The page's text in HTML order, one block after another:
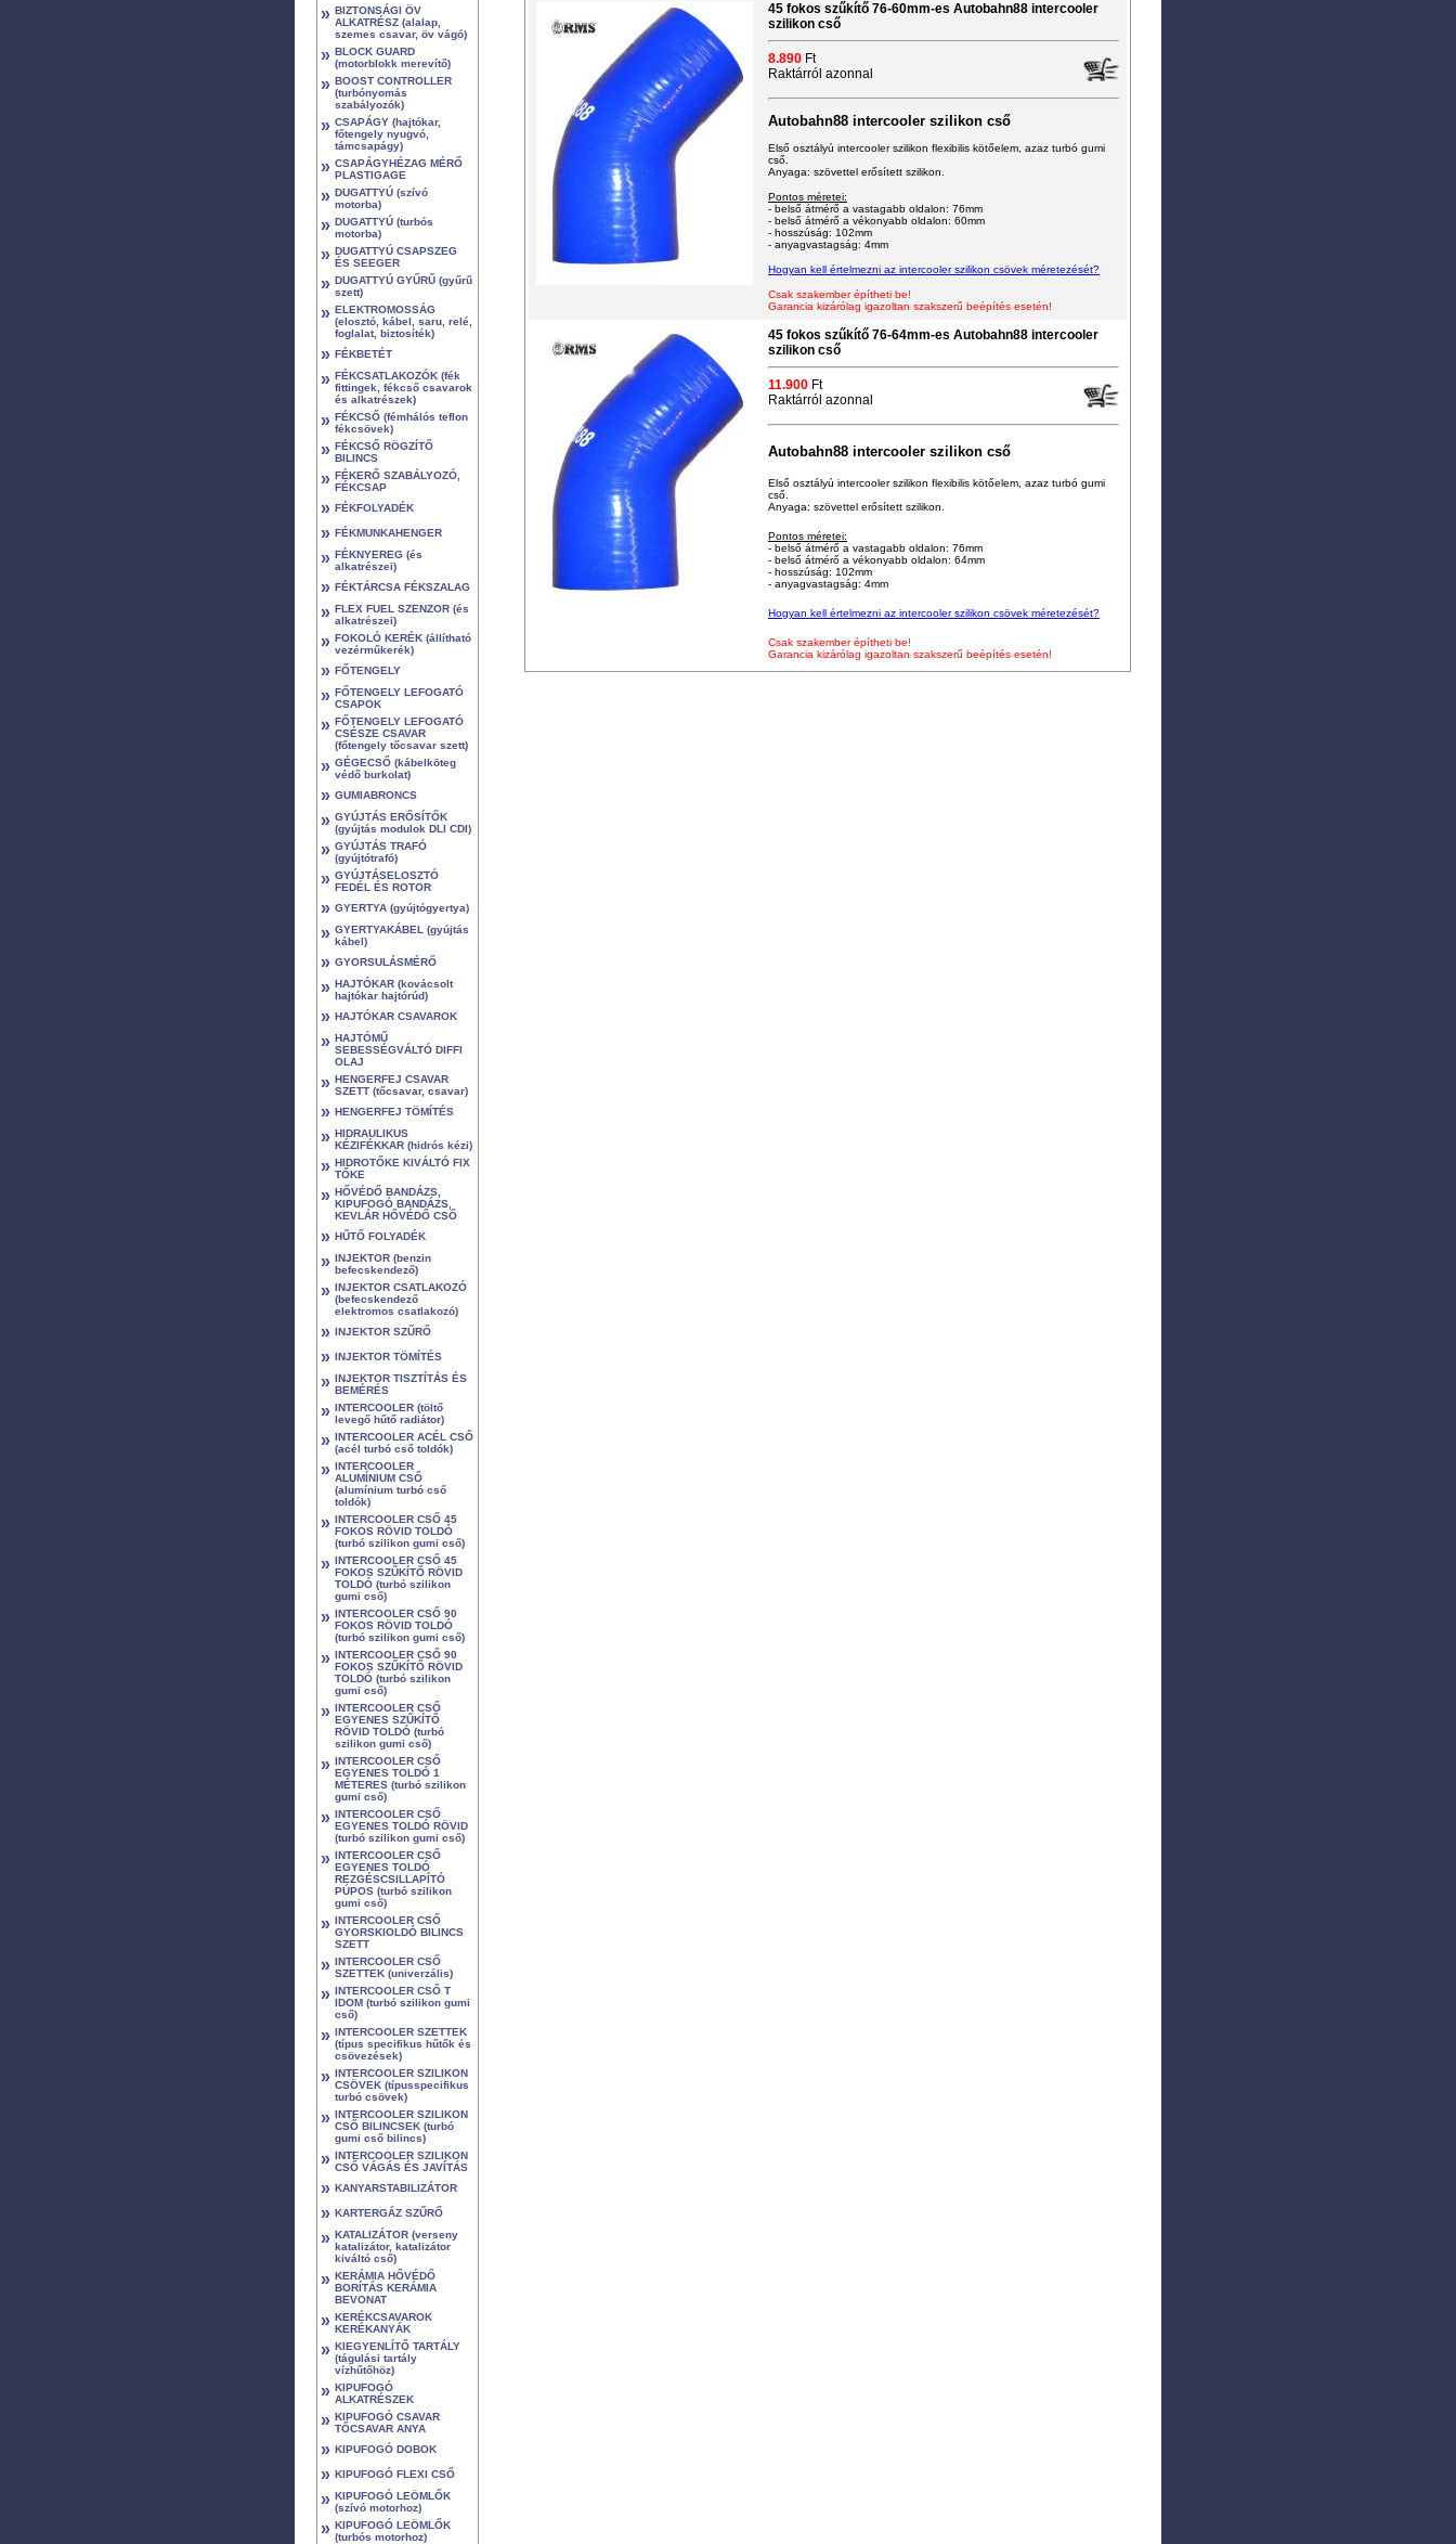
» BIZTONSÁGI ÖV
ALKATRÉSZ (alalap,
szemes csavar, öv vágó)
» BLOCK GUARD
(motorblokk merevítő)
» BOOST CONTROLLER
(turbónyomás
szabályozók)
» CSAPÁGY (hajtókar,
főtengely nyugvó,
támcsapágy)
» CSAPÁGYHÉZAG MÉRŐ
PLASTIGAGE
» DUGATTYÚ (szívó
motorba)
» DUGATTYÚ (turbós
motorba)
» DUGATTYÚ CSAPSZEG
ÉS SEEGER
» DUGATTYÚ GYŰRŰ (gyűrű
szett)
» ELEKTROMOSSÁG
(elosztó, kábel, saru, relé,
foglalat, biztosíték)
» FÉKBETÉT
» FÉKCSATLAKOZÓK (fék
fittingek, fékcső csavarok
és alkatrészek)
» FÉKCSŐ (fémhálós teflon
fékcsövek)
» FÉKCSŐ RÖGZÍTŐ
BILINCS
» FÉKERŐ SZABÁLYOZÓ,
FÉKCSAP
» FÉKFOLYADÉK
» FÉKMUNKAHENGER
» FÉKNYEREG (és
alkatrészei)
» FÉKTÁRCSA FÉKSZALAG
» FLEX FUEL SZENZOR (és
alkatrészei)
» FOKOLÓ KERÉK (állítható
vezérműkerék)
» FŐTENGELY
» FŐTENGELY LEFOGATÓ
CSAPOK
» FŐTENGELY LEFOGATÓ
CSÉSZE CSAVAR
(főtengely tőcsavar szett)
» GÉGECSŐ (kábelköteg
védő burkolat)
» GUMIABRONCS
» GYÚJTÁS ERŐSÍTŐK
(gyújtás modulok DLI CDI)
» GYÚJTÁS TRAFÓ
(gyújtótrafó)
» GYÚJTÁSELOSZTÓ
FEDÉL ÉS ROTOR
» GYERTYA (gyújtógyertya)
» GYERTYAKÁBEL (gyújtás
kábel)
» GYORSULÁSMÉRŐ
» HAJTÓKAR (kovácsolt
hajtókar hajtórúd)
» HAJTÓKAR CSAVAROK
» HAJTÓMŰ
SEBESSÉGVÁLTÓ DIFFI
OLAJ
» HENGERFEJ CSAVAR
SZETT (tőcsavar, csavar)
» HENGERFEJ TÖMÍTÉS
» HIDRAULIKUS
KÉZIFÉKKAR (hidrós kézi)
» HIDROTŐKE KIVÁLTÓ FIX
TŐKE
» HŐVÉDŐ BANDÁZS,
KIPUFOGÓ BANDÁZS,
KEVLÁR HŐVÉDŐ CSŐ
» HŰTŐ FOLYADÉK
» INJEKTOR (benzin
befecskendező)
» INJEKTOR CSATLAKOZÓ
(befecskendező
elektromos csatlakozó)
» INJEKTOR SZŰRŐ
» INJEKTOR TÖMÍTÉS
» INJEKTOR TISZTÍTÁS ÉS
BEMÉRÉS
» INTERCOOLER (töltő
levegő hűtő radiátor)
» INTERCOOLER ACÉL CSŐ
(acél turbó cső toldók)
» INTERCOOLER
ALUMÍNIUM CSŐ
(alumínium turbó cső
toldók)
» INTERCOOLER CSŐ 45
FOKOS RÖVID TOLDÓ
(turbó szilikon gumi cső)
» INTERCOOLER CSŐ 45
FOKOS SZŰKÍTŐ RÖVID
TOLDÓ (turbó szilikon
gumi cső)
» INTERCOOLER CSŐ 90
FOKOS RÖVID TOLDÓ
(turbó szilikon gumi cső)
» INTERCOOLER CSŐ 90
FOKOS SZŰKÍTŐ RÖVID
TOLDÓ (turbó szilikon
gumi cső)
» INTERCOOLER CSŐ
EGYENES SZŰKÍTŐ
RÖVID TOLDÓ (turbó
szilikon gumi cső)
» INTERCOOLER CSŐ
EGYENES TOLDÓ 1
MÉTERES (turbó szilikon
gumi cső)
» INTERCOOLER CSŐ
EGYENES TOLDÓ RÖVID
(turbó szilikon gumi cső)
» INTERCOOLER CSŐ
EGYENES TOLDÓ
REZGÉSCSILLAPÍTÓ
PÚPOS (turbó szilikon
gumi cső)
» INTERCOOLER CSŐ
GYORSKIOLDÓ BILINCS
SZETT
» INTERCOOLER CSŐ
SZETTEK (univerzális)
» INTERCOOLER CSŐ T
IDOM (turbó szilikon gumi
cső)
» INTERCOOLER SZETTEK
(típus specifikus hűtők és
csövezések)
» INTERCOOLER SZILIKON
CSÖVEK (típusspecifikus
turbó csövek)
» INTERCOOLER SZILIKON
CSŐ BILINCSEK (turbó
gumi cső bilincs)
» INTERCOOLER SZILIKON
CSŐ VÁGÁS ÉS JAVÍTÁS
» KANYARSTABILIZÁTOR
» KARTERGÁZ SZŰRŐ
» KATALIZÁTOR (verseny
katalizátor, katalizátor
kiváltó cső)
» KERÁMIA HŐVÉDŐ
BORÍTÁS KERÁMIA
BEVONAT
» KERÉKCSAVAROK
KERÉKANYÁK
» KIEGYENLÍTŐ TARTÁLY
(tágulási tartály
vízhűtőhöz)
» KIPUFOGÓ
ALKATRÉSZEK
» KIPUFOGÓ CSAVAR
TŐCSAVAR ANYA
» KIPUFOGÓ DOBOK
» KIPUFOGÓ FLEXI CSŐ
» KIPUFOGÓ LEÖMLŐK
(szívó motorhoz)
» KIPUFOGÓ LEÖMLŐK
(turbós motorhoz)
45 fokos szűkítő 76-60mm-es Autobahn88 intercooler
szilikon cső
8.890 Ft
Raktárról azonnal
Autobahn88 intercooler szilikon cső
Első osztályú intercooler szilikon flexibilis kötőelem, azaz turbó gumi
cső.
Anyaga: szövettel erősített szilikon.
Pontos méretei:
- belső átmérő a vastagabb oldalon: 76mm
- belső átmérő a vékonyabb oldalon: 60mm
- hosszúság: 102mm
- anyagvastagság: 4mm
Hogyan kell értelmezni az intercooler szilikon csövek méretezését?
Csak szakember építheti be!
Garancia kizárólag igazoltan szakszerű beépítés esetén!
45 fokos szűkítő 76-64mm-es Autobahn88 intercooler
szilikon cső
11.900 Ft
Raktárról azonnal
Autobahn88 intercooler szilikon cső
Első osztályú intercooler szilikon flexibilis kötőelem, azaz turbó gumi
cső.
Anyaga: szövettel erősített szilikon.
Pontos méretei:
- belső átmérő a vastagabb oldalon: 76mm
- belső átmérő a vékonyabb oldalon: 64mm
- hosszúság: 102mm
- anyagvastagság: 4mm
Hogyan kell értelmezni az intercooler szilikon csövek méretezését?
Csak szakember építheti be!
Garancia kizárólag igazoltan szakszerű beépítés esetén!